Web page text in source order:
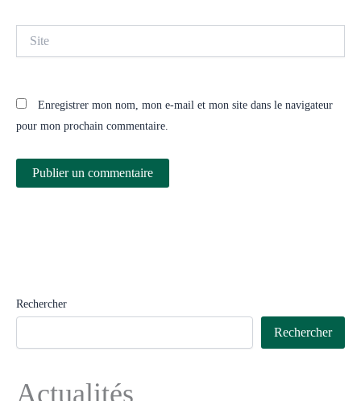
Enregistrer mon nom, mon e-mail et mon site dans le navigateur
pour mon prochain commentaire.
Rechercher
Rechercher
Actualités